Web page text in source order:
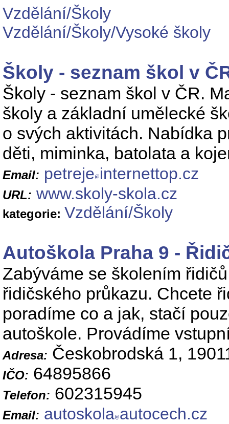
Vzdělání/Školy
Vzdělání/Školy/Vysoké školy
Školy - seznam škol v
Školy - seznam škol v ČR.
školy a základní umělecké
o svých aktivitách. Nabídka
děti, miminka, batolata a
Email: petreje internettop.cz
URL: www.skoly-skola.cz
kategorie: Vzdělání/Školy
Autoškola Praha 9 -
Zabýváme se školením
řidičského průkazu. Chcete
poradíme co a jak, stačí
autoškole. Provádíme
Adresa: Českobrodská 1,
IČO: 64895866
Telefon: 602315945
Email: autoskola autocech.cz